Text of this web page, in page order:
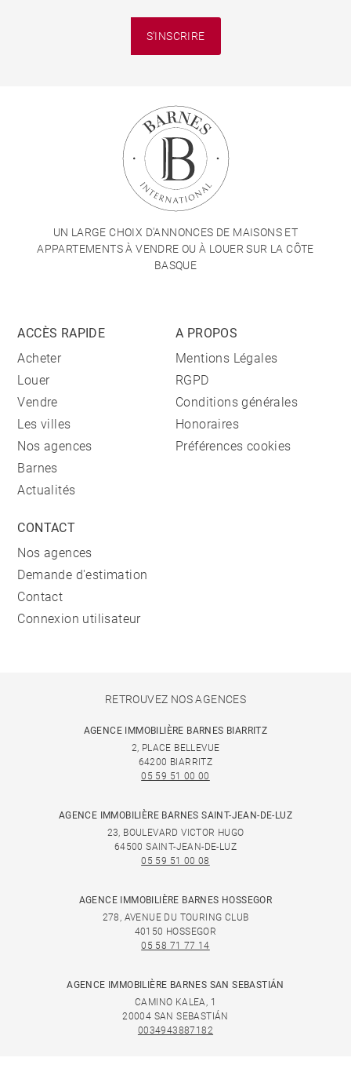
S'INSCRIRE
UN LARGE CHOIX D'ANNONCES DE MAISONS ET
APPARTEMENTS À VENDRE OU À LOUER SUR LA CÔTE
BASQUE
ACCÈS RAPIDE
Acheter
Louer
Vendre
Les villes
Nos agences
Barnes
Actualités
A PROPOS
Mentions Légales
RGPD
Conditions générales
Honoraires
Préférences cookies
CONTACT
Nos agences
Demande d'estimation
Contact
Connexion utilisateur
RETROUVEZ NOS AGENCES
AGENCE IMMOBILIÈRE BARNES BIARRITZ
2, PLACE BELLEVUE
64200 BIARRITZ
05 59 51 00 00
AGENCE IMMOBILIÈRE BARNES SAINT-JEAN-DE-LUZ
23, BOULEVARD VICTOR HUGO
64500 SAINT-JEAN-DE-LUZ
05 59 51 00 08
AGENCE IMMOBILIÈRE BARNES HOSSEGOR
278, AVENUE DU TOURING CLUB
40150 HOSSEGOR
05 58 71 77 14
AGENCE IMMOBILIÈRE BARNES SAN SEBASTIÁN
CAMINO KALEA, 1
20004 SAN SEBASTIÁN
0034943887182